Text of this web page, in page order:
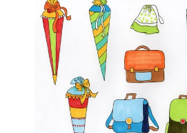
Mit dem Laden der Karte
Anwendung Google Maps beim
Inhalten Cookies auf Ihrem Gerät
Reichweitenmessung und
Näheres s.zur
Hier können Sie Ihre